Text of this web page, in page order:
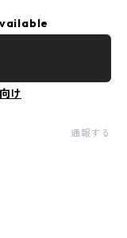
け
通報する